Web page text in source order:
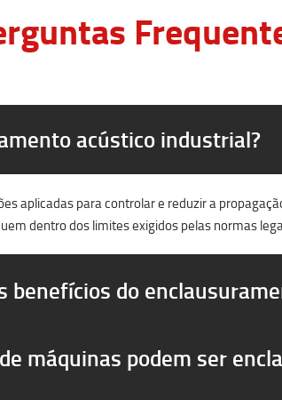
acústico industrial?
aplicadas para controlar e reduzir a
dentro dos limites exigidos pelas normas
benefícios do
máquinas podem ser